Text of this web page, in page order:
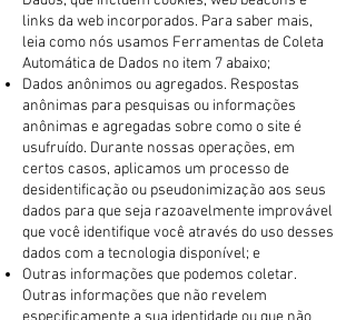
links da web incorporados. Para saber mais,
leia como nós usamos Ferramentas de Coleta
Automática de Dados no item 7 abaixo;
Dados anônimos ou agregados. Respostas
anônimas para pesquisas ou informações
anônimas e agregadas sobre como o site é
usufruído. Durante nossas operações, em
certos casos, aplicamos um processo de
desidentificação ou pseudonimização aos seus
dados para que seja razoavelmente improvável
que você identifique você através do uso desses
dados com a tecnologia disponível; e
Outras informações que podemos coletar.
Outras informações que não revelem